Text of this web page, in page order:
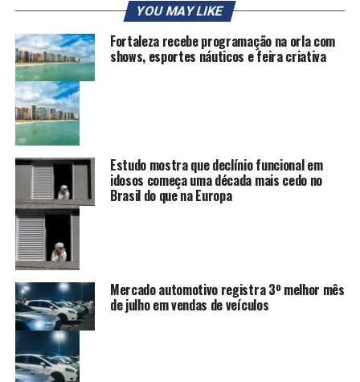
YOU MAY LIKE
Fortaleza recebe programação na orla com
shows, esportes náuticos e feira criativa
Estudo mostra que declínio funcional em
idosos começa uma década mais cedo no
Brasil do que na Europa
Mercado automotivo registra 3º melhor mês
de julho em vendas de veículos